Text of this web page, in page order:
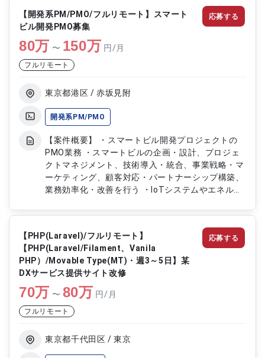
容】 ・既存システムの画面フローを分析し、新し
い画面フローを設計する ・システム要件を定義
し、分析計画を策定する ・外部システムとの連携
に必要なAPIを設計する ・既存のJavaシステムを解
析する
【開発系PM/PMO/フルリモート】スマート
ビル開発PMO募集
80万 〜 150万 円/月
フルリモート
東京都港区 / 赤坂見附
開発系PM/PMO
【案件概要】 ・スマートビル開発プロジェクトの
PMO業務 ・スマートビルの企画・設計、プロジェ
クトマネジメント、技術導入・統合、事業戦略・マ
ーケティング、顧客対応・パートナーシップ構築、
業務効率化・改善を行う ・IoTシステムやエネルギ
コン、テクノロジー企業、行政機関と連携 ・働き
方改革と技術革新の推進 【作業内容】 ・スマート
ビルのIoTシステム、エネルギー効率化技術、セキ
ュリティシステム等の企画・設計 ・プロジェクト
の進行管理、スケジュール管理、予算管理、チーム
リード ・センサー技術、空調・照明システム、エ
ネルギー管理システム等の導入と統合 ・市場分析
に基づいたスマートビル開発の事業戦略とマーケテ
ィングプランの立案 ・ゼネコン、テクノロジー企
築 ・業務プロセスや社内システムの効率化に向け
応募する
【PHP(Laravel)/フルリモート】
【PHP(Laravel/Filament、Vanila
PHP）/Movable Type(MT)・週3～5日】某
DXサービス提供サイト改修
70万 〜 80万 円/月
フルリモート
東京都千代田区 / 東京
応募する